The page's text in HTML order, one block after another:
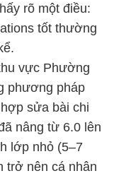
rõ một điều:
tốt thường
vực Phường
phương pháp
sửa bài chi
nâng từ 6.0 lên
lớp nhỏ (5–7
trở nên cá nhân